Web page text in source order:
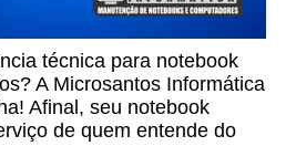
técnica para notebook
A Microsantos Informática
Afinal, seu notebook
de quem entende do